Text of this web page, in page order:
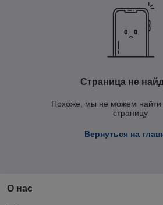
Страница не
Похоже, мы не можем
страницу
Вернуться на
О нас